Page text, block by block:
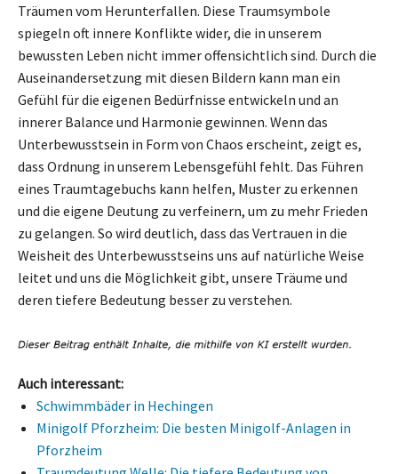
Träumen vom Herunterfallen. Diese Traumsymbole
spiegeln oft innere Konflikte wider, die in unserem
bewussten Leben nicht immer offensichtlich sind. Durch die
Auseinandersetzung mit diesen Bildern kann man ein
Gefühl für die eigenen Bedürfnisse entwickeln und an
innerer Balance und Harmonie gewinnen. Wenn das
Unterbewusstsein in Form von Chaos erscheint, zeigt es,
dass Ordnung in unserem Lebensgefühl fehlt. Das Führen
eines Traumtagebuchs kann helfen, Muster zu erkennen
und die eigene Deutung zu verfeinern, um zu mehr Frieden
zu gelangen. So wird deutlich, dass das Vertrauen in die
Weisheit des Unterbewusstseins uns auf natürliche Weise
leitet und uns die Möglichkeit gibt, unsere Träume und
deren tiefere Bedeutung besser zu verstehen.
Auch interessant:
Schwimmbäder in Hechingen
Minigolf Pforzheim: Die besten Minigolf-Anlagen in
Pforzheim